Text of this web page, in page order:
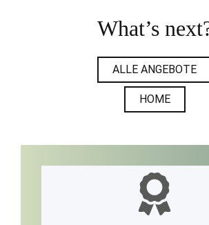
What’s
ALLE ANGEBOTE
HOME